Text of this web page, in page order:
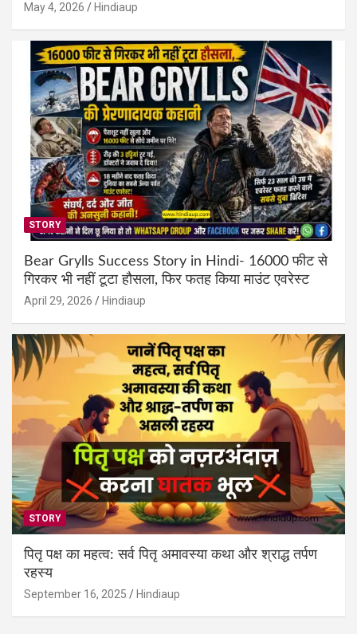
May 4, 2026 Hindiaup
STORY
Bear Grylls Success Story in Hindi- 16000 फीट से
गिरकर भी नहीं टूटा हौसला, फिर फतह किया माउंट एवरेस्ट
April 29, 2026 Hindiaup
STORY
पितृ पक्ष का महत्व: सर्व पितृ अमावस्या कथा और श्राद्ध तर्पण
रहस्य
September 16, 2025 Hindiaup